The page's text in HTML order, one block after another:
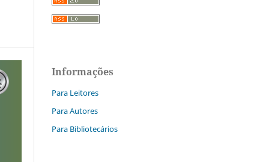
Informações
Para Leitores
Para Autores
Para Bibliotecários